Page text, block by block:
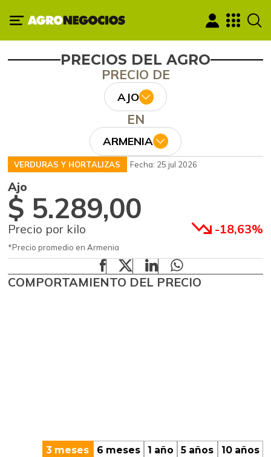
PRECIOS DEL AGRO
PRECIO DE
AJO
EN
ARMENIA
VERDURAS Y HORTALIZAS Fecha: 25 jul 2026
Ajo
$ 5.289,00
Precio por kilo -18,63%
*Precio promedio en Armenia
COMPORTAMIENTO DEL PRECIO
3 meses 6 meses 1 año 5 años 10 años